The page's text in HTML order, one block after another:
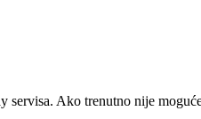
servisa. Ako trenutno nije